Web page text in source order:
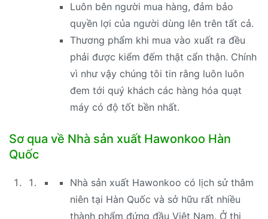
Luôn bên người mua hàng, đảm bảo
quyền lợi của người dùng lên trên tất cả.
Thương phẩm khi mua vào xuất ra đều
phải được kiểm đếm thật cẩn thận. Chính
vì như vậy chúng tôi tin rằng luôn luôn
đem tới quý khách các hàng hóa quạt
máy có độ tốt bền nhất.
Sơ qua về Nhà sản xuất Hawonkoo Hàn
Quốc
Nhà sản xuất Hawonkoo có lịch sử thâm
niên tại Hàn Quốc và sở hữu rất nhiều
thành phẩm đứng đầu Việt Nam. Ở thị